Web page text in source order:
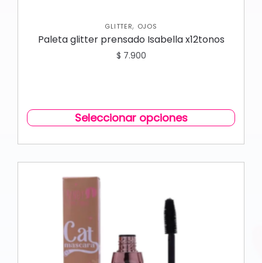
GLITTER, OJOS
Paleta glitter prensado Isabella x12tonos
$ 7.900
Seleccionar opciones